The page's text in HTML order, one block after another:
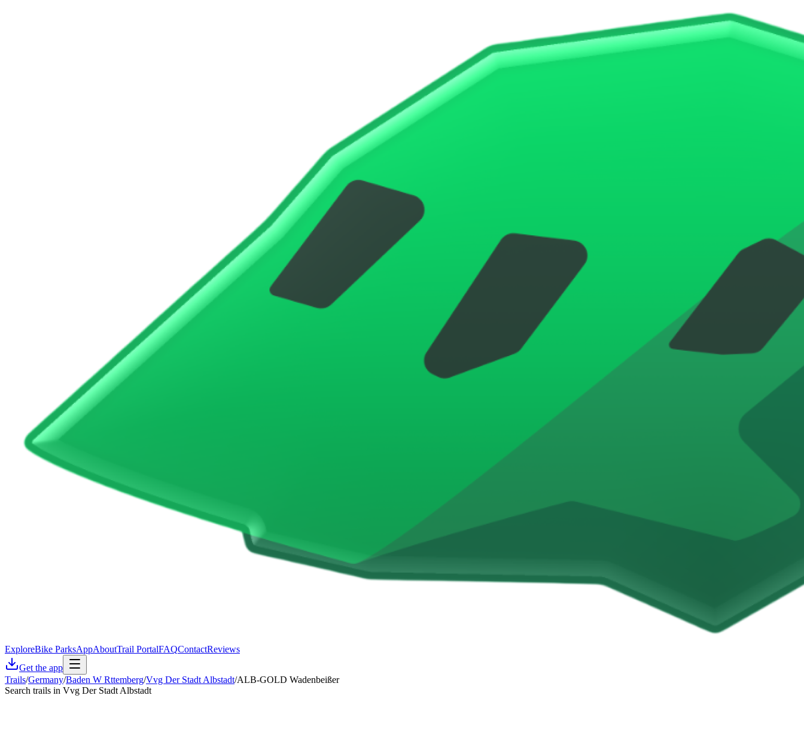
ExploreBike ParksAppAboutTrail PortalFAQContactReviews
Get the app
Trails/Germany/Baden W Rttemberg/Vvg Der Stadt Albstadt/ALB-GOLD Wadenbeißer
Search trails in Vvg Der Stadt Albstadt